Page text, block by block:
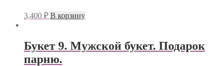
3,400 ₽ В корзину
Букет 9. Мужской букет. Подарок
парню.